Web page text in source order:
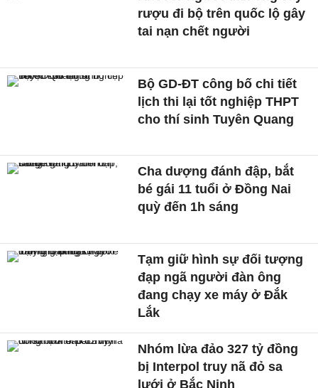
rượu đi bộ trên quốc lộ gây
tai nạn chết người
Bộ GD-ĐT công bố chi tiết
lịch thi lại tốt nghiệp THPT
cho thí sinh Tuyên Quang
Cha dượng đánh đập, bắt
bé gái 11 tuổi ở Đồng Nai
quỳ đến 1h sáng
Tạm giữ hình sự đối tượng
đạp ngã người đàn ông
đang chạy xe máy ở Đắk
Lắk
Nhóm lừa đảo 327 tỷ đồng
bị Interpol truy nã đỏ sa
lưới ở Bắc Ninh